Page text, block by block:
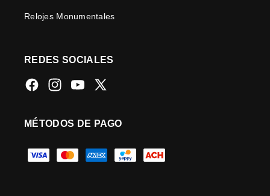
Relojes Monumentales
REDES SOCIALES
FacebookInstagramYouTube
X
MÉTODOS DE PAGO
Formas